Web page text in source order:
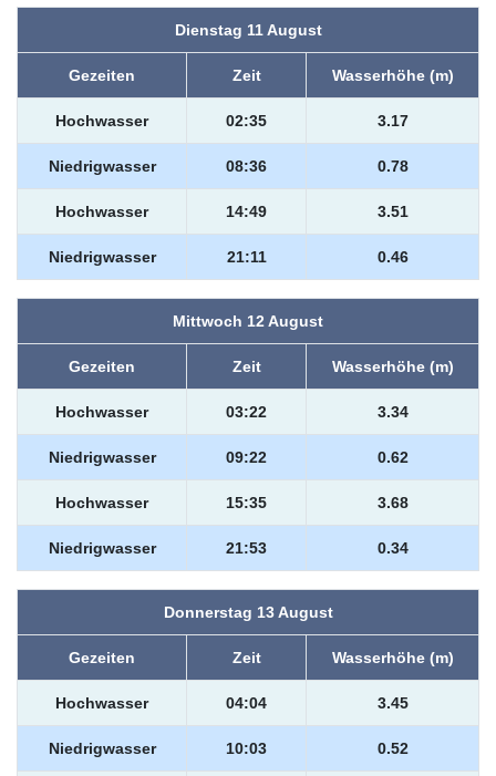
Dienstag 11 August
Gezeiten Zeit Wasserhöhe (m)
Hochwasser 02:35 3.17
Niedrigwasser 08:36 0.78
Hochwasser 14:49 3.51
Niedrigwasser 21:11 0.46
Mittwoch 12 August
Gezeiten Zeit Wasserhöhe (m)
Hochwasser 03:22 3.34
Niedrigwasser 09:22 0.62
Hochwasser 15:35 3.68
Niedrigwasser 21:53 0.34
Donnerstag 13 August
Gezeiten Zeit Wasserhöhe (m)
Hochwasser 04:04 3.45
Niedrigwasser 10:03 0.52